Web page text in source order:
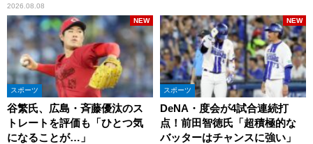
2026.08.08
スポーツ
谷繁氏、広島・斉藤優汰のス
トレートを評価も「ひとつ気
になることが…」
NEW
スポーツ
DeNA・度会が4試合連続打
点！前田智徳氏「超積極的な
バッターはチャンスに強い」
NEW